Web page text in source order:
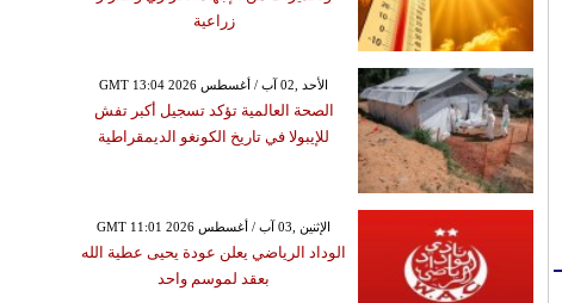
زراعية
GMT 13:04 2026 الأحد ,02 آب / أغسطس
الصحة العالمية تؤكد تسجيل أكبر تفش
للإيبولا في تاريخ الكونغو الديمقراطية
GMT 11:01 2026 الإثنين ,03 آب / أغسطس
الوداد الرياضي يعلن عودة يحيى عطية الله
بعقد لموسم واحد